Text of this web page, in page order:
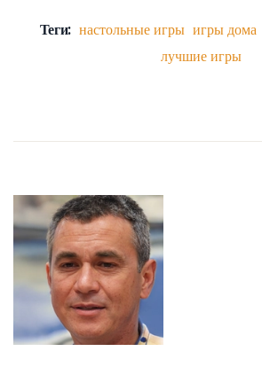
Теги: настольные игры игры дома
лучшие игры